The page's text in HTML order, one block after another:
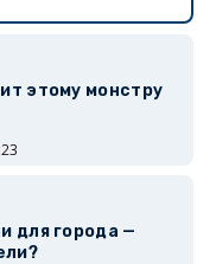
этому монстру
для города —